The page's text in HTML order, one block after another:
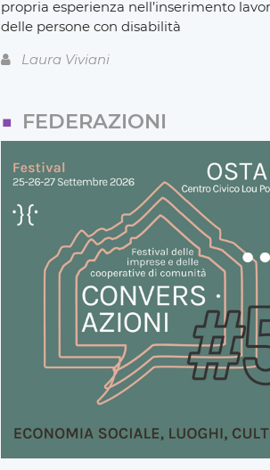
propria esperienza nell’inserimento
delle persone con disabilità
Laura Viviani
FEDERAZIONI